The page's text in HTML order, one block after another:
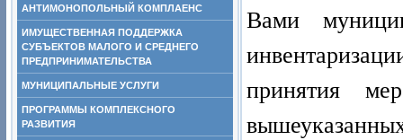
АНТИМОНОПОЛЬНЫЙ КОМПЛАЕНС
ИМУЩЕСТВЕННАЯ ПОДДЕРЖКА
СУБЪЕКТОВ МАЛОГО И СРЕДНЕГО
ПРЕДПРИНИМАТЕЛЬСТВА
МУНИЦИПАЛЬНЫЕ УСЛУГИ
ПРОГРАММЫ КОМПЛЕКСНОГО
РАЗВИТИЯ
Вами
принятия